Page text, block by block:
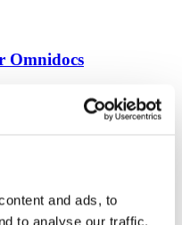
and ads, to
to analyse our traffic.
Omnidocs